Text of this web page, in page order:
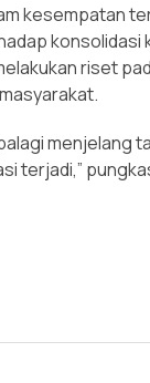
kesempatan
konsolidasi
riset
menjelang
terjadi,”